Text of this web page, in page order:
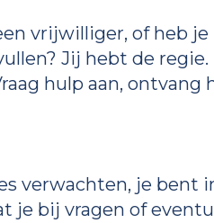
vrijwilliger, of heb je
Jij hebt de
hulp aan, ontvang
verwachten, je bent
je bij vragen of